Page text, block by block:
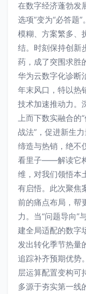
在数字经济蓬勃发
选项”变为“必答
模糊、方案繁多、
结。时刻保持创新
药，成了突围求胜
华为云数字化诊断
年末风口，特以热
技术加速推动力。
上而下数实融合的
战法”，促进新生
缔造与热销，绝不
看里子——解读它
维，对我们领悟本
有启悟。此次聚焦
前的痛点布局，帮
力。当“问题导向”
建全局适配的数字
发出转化季节热量
追踪补齐预期优势
层运算配置变构
多源于夯实第一线